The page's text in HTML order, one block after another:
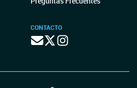
CONTACTO